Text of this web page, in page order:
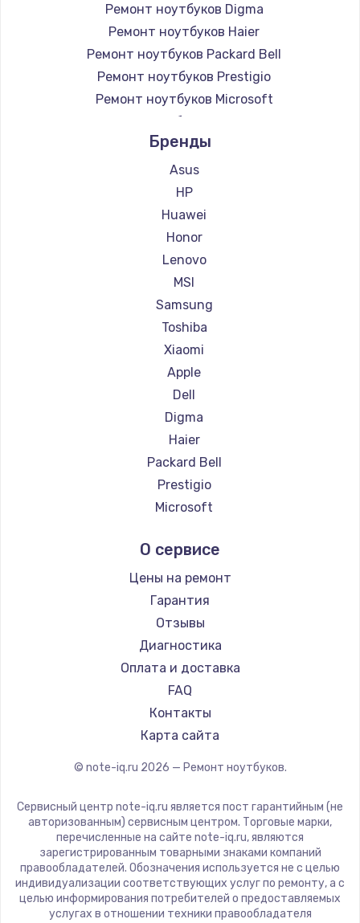
Ремонт ноутбуков Digma
Ремонт ноутбуков Haier
Ремонт ноутбуков Packard Bell
Ремонт ноутбуков Prestigio
Ремонт ноутбуков Microsoft
Ремонт ноутбуков Alienware
Ремонт ноутбуков Aquarius
Ремонт ноутбуков Gigabyte
Ремонт ноутбуков Aorus
Ремонт ноутбуков Maibenben
Ремонт ноутбуков Getac
Ремонт ноутбуков Epson
Ремонт ноутбуков Philips
Ремонт ноутбуков LG
Ремонт ноутбуков Panasonic
Ремонт ноутбуков Irbis
Ремонт ноутбуков Thunderobot
Ремонт ноутбуков Hasee
Ремонт ноутбуков ZTE
Ремонт ноутбуков Hiper
Ремонт ноутбуков Evga
Ремонт ноутбуков Google
Ремонт ноутбуков Echips
Ремонт ноутбуков Predator
Ремонт ноутбуков iru
Ремонт ноутбуков Machenike
Ремонт ноутбуков DEXP
Ремонт ноутбуков Teclast
Ремонт ноутбуков CHUWI
Ремонт ноутбуков Colorful
Бренды
Asus
HP
Huawei
Honor
Lenovo
MSI
Samsung
Toshiba
Xiaomi
Apple
Dell
Digma
Haier
Packard Bell
Prestigio
Microsoft
Aquarius
Gigabyte
Aorus
Maibenben
Getac
Epson
Philips
LG
Panasonic
ZTE
Hiper
Evga
Google
Echips
О сервисе
Цены на ремонт
Гарантия
Отзывы
Диагностика
Оплата и доставка
FAQ
Контакты
Карта сайта
© note-iq.ru 2026 — Ремонт ноутбуков.
Сервисный центр note-iq.ru является пост гарантийным (не
авторизованным) сервисным центром. Торговые марки,
перечисленные на сайте note-iq.ru, являются
зарегистрированным товарными знаками компаний
правообладателей. Обозначения используется не с целью
индивидуализации соответствующих услуг по ремонту, а с
целью информирования потребителей о предоставляемых
услугах в отношении техники правообладателя